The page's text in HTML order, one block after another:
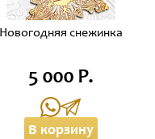
Новогодняя снежинка
5 000 Р.
В корзину